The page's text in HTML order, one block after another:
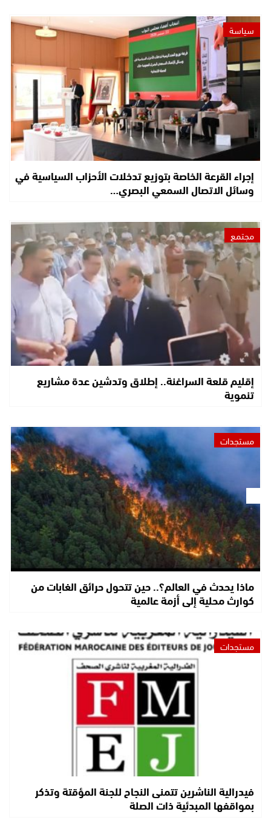
سياسة
إجراء القرعة الخاصة بتوزيع تدخلات الأحزاب السياسية في
وسائل الاتصال السمعي البصري…
مجتمع
إقليم قلعة السراغنة.. إطلاق وتدشين عدة مشاريع
تنموية
مستجدات
ماذا يحدث في العالم؟.. حين تتحول حرائق الغابات من
كوارث محلية إلى أزمة عالمية
مستجدات
فيدرالية الناشرين تتمنى النجاح للجنة المؤقتة وتذكر
بمواقفها المبدئية ذات الصلة